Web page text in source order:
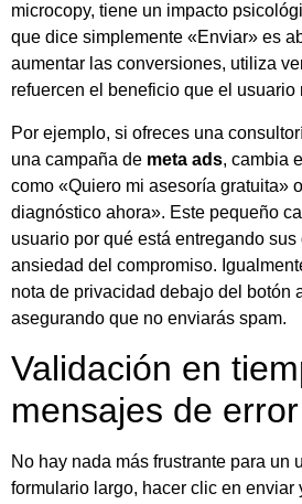
microcopy, tiene un impacto
que dice simplemente «Enviar» es
aumentar las conversiones, utiliza
refuercen el beneficio que el usuario
Por ejemplo, si ofreces una
una campaña de meta ads, cambia
como «Quiero mi asesoría gratuita»
diagnóstico ahora». Este pequeño
usuario por qué está entregando sus
ansiedad del compromiso.
nota de privacidad debajo del botón
asegurando que no enviarás spam.
Validación en
mensajes de error
No hay nada más frustrante para un
formulario largo, hacer clic en enviar